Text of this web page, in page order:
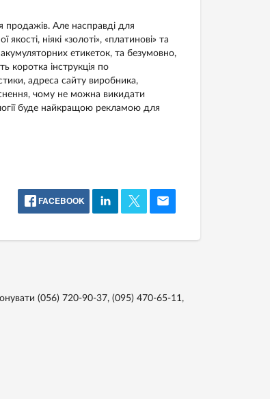
Але насправді для
ніякі «золоті», «платинові» та
етикеток, та безумовно,
коротка інструкція по
адреса сайту виробника,
чому не можна викидати
буде найкращою рекламою для
FACEBOOK
(056) 720-90-37, (095) 470-65-11,